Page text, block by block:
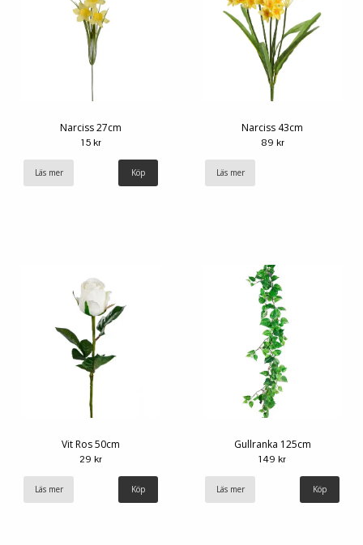
Narciss 27cm
15 kr
Läs mer
Narciss 43cm
89 kr
Läs mer
Vit Ros 50cm
29 kr
Läs mer
Gullranka 125cm
149 kr
Läs mer